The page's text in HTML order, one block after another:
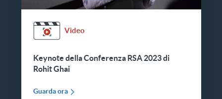
Video
Keynote della Conferenza RSA 2023 di
Rohit Ghai
Guarda ora